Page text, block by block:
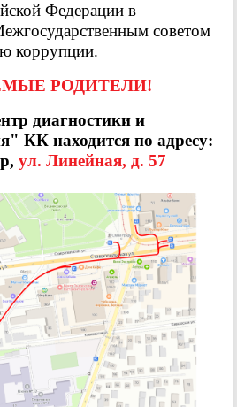
Федерации в
советом
коррупции.
РОДИТЕЛИ!
диагностики и
КК находится по адресу:
ул. Линейная, д. 57